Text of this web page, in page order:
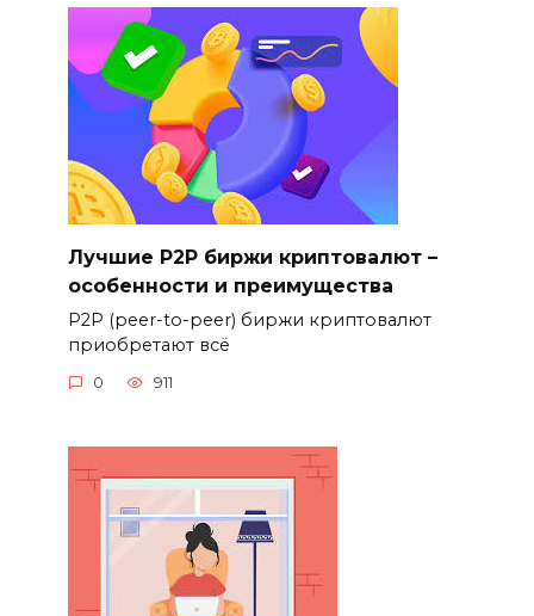
Лучшие P2P биржи криптовалют –
особенности и преимущества
P2P (peer-to-peer) биржи криптовалют
приобретают всё
0 911